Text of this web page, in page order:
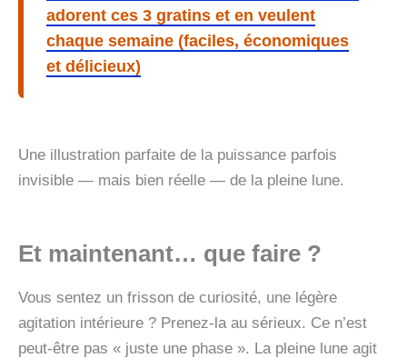
adorent ces 3 gratins et en veulent
chaque semaine (faciles, économiques
et délicieux)
Une illustration parfaite de la puissance parfois
invisible — mais bien réelle — de la pleine lune.
Et maintenant… que faire ?
Vous sentez un frisson de curiosité, une légère
agitation intérieure ? Prenez-la au sérieux. Ce n’est
peut-être pas « juste une phase ». La pleine lune agit